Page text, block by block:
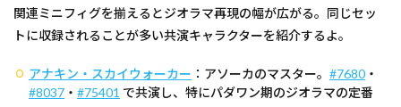
関連ミニフィグを揃えるとジオラマ再現の幅が広がる。同じセッ
トに収録されることが多い共演キャラクターを紹介するよ。
アナキン・スカイウォーカー ：アソーカのマスター。 #7680 ・
#8037 ・ #75401 で共演し、特にパダワン期のジオラマの定番